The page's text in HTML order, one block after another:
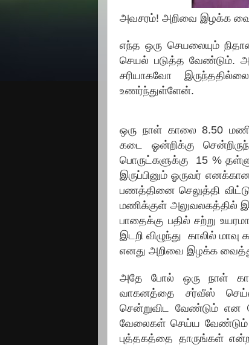
அவசரம்! அறிவை இழக்க
எந்த ஒரு செயலையும்
செயல் படுத்த வேண்டும்.
சரியாகவோ
உணர்ந்துள்ளேன்.
ஒரு நாள் காலை 8.50
கடை ஓன்றிக்கு
பொருட்களுக்கு 15 %
இருப்பினும் ஓருவர்
பணத்தினை செலுத்தி
மணிக்குள் அலுவலகத்தில்
பாதைக்கு பதில் சற்று
இடறி விழுந்து காலில்
எனது அறிவை இழக்க
அதே போல் ஒரு நாள்
வாகனத்தை சர்வீஸ்
சென்றுவிட வேண்டும் என
வேலைகள் செய்ய
புத்தகத்தை தாருங்கள்